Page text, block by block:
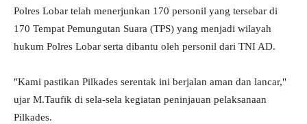
Polres Lobar telah menerjunkan 170 personil yang tersebar di
170 Tempat Pemungutan Suara (TPS) yang menjadi wilayah
hukum Polres Lobar serta dibantu oleh personil dari TNI AD.
"Kami pastikan Pilkades serentak ini berjalan aman dan lancar,"
ujar M.Taufik di sela-sela kegiatan peninjauan pelaksanaan
Pilkades.